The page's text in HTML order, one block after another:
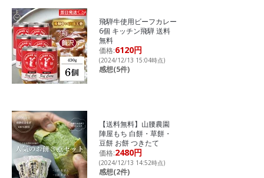
飛騨牛使用ビーフカレー
6個 キッチン飛騨 送料
無料
価格:6120円
(2024/12/13 15:04時点)
感想(5件)
【送料無料】山腰農園
陣屋もち 白餅・草餅・
豆餅 お餅 つきたて
価格:2480円
(2024/12/13 14:52時点)
感想(2件)